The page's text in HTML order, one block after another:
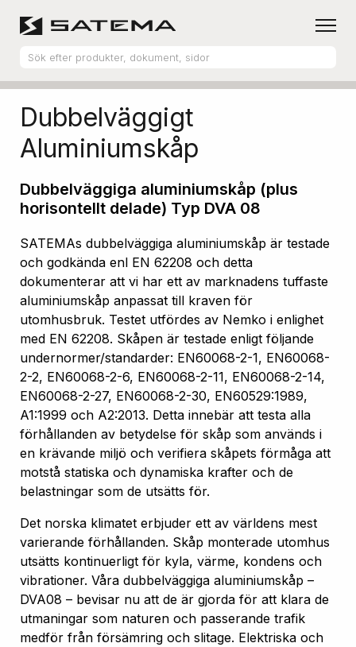
Produktsortiment Aluminiumskåp
Dubbelväggigt
Aluminiumskåp
Dubbelväggiga aluminiumskåp (plus
horisontellt delade) Typ DVA 08
SATEMAs dubbelväggiga aluminiumskåp är testade
och godkända enl EN 62208 och detta
dokumenterar att vi har ett av marknadens tuffaste
aluminiumskåp anpassat till kraven för
utomhusbruk. Testet utfördes av Nemko i enlighet
med EN 62208. Skåpen är testade enligt följande
undernormer/standarder: EN60068-2-1, EN60068-
2-2, EN60068-2-6, EN60068-2-11, EN60068-2-14,
EN60068-2-27, EN60068-2-30, EN60529:1989,
A1:1999 och A2:2013. Detta innebär att testa alla
förhållanden av betydelse för skåp som används i
en krävande miljö och verifiera skåpets förmåga att
motstå statiska och dynamiska krafter och de
belastningar som de utsätts för.
Det norska klimatet erbjuder ett av världens mest
varierande förhållanden. Skåp monterade utomhus
utsätts kontinuerligt för kyla, värme, kondens och
vibrationer. Våra dubbelväggiga aluminiumskåp –
DVA08 – bevisar nu att de är gjorda för att klara de
utmaningar som naturen och passerande trafik
medför från försämring och slitage. Elektriska och